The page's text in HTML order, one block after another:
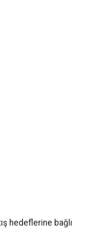
hedeflerine bağlı